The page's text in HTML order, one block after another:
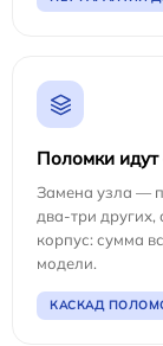
Поломки идут
Замена узла —
два-три других,
корпус: сумма
модели.
КАСКАД